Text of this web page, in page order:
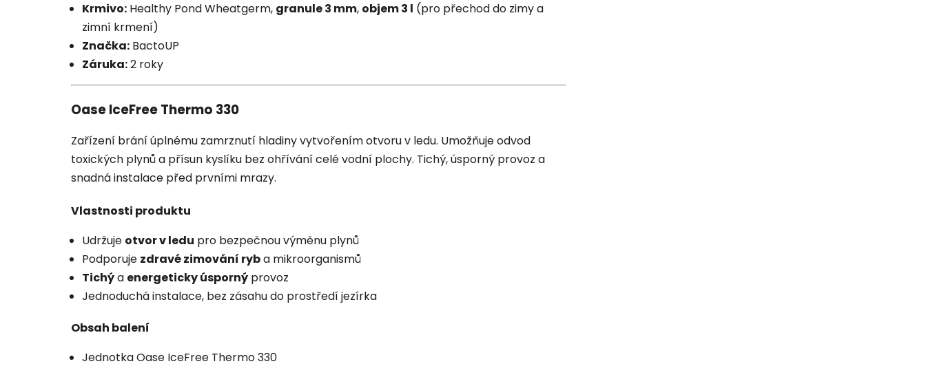
Krmivo: Healthy Pond Wheatgerm, granule 3 mm, objem 3 l (pro přechod do zimy a
zimní krmení)
Značka: BactoUP
Záruka:2 roky
Oase IceFree Thermo 330
Zařízení brání úplnému zamrznutí hladiny vytvořením otvoru v ledu. Umožňuje odvod
toxických plynů a přísun kyslíku bez ohřívání celé vodní plochy. Tichý, úsporný provoz a
snadná instalace před prvními mrazy.
Vlastnosti produktu
Udržuje otvor v ledu pro bezpečnou výměnu plynů
Podporuje zdravé zimování ryba mikroorganismů
Tichýa energeticky úsporný provoz
Jednoduchá instalace, bez zásahu do prostředí jezírka
Obsah balení
Jednotka Oase IceFree Thermo 330